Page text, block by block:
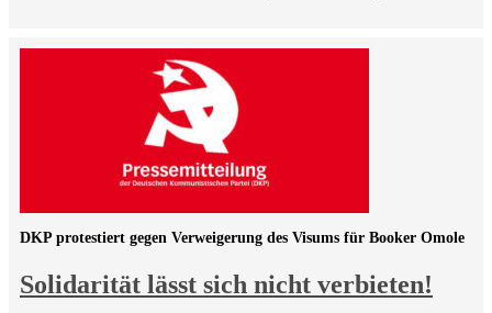
Solidarität lässt sich nicht verbieten!
DKP protestiert gegen Verweigerung des Visums für Booker Omole